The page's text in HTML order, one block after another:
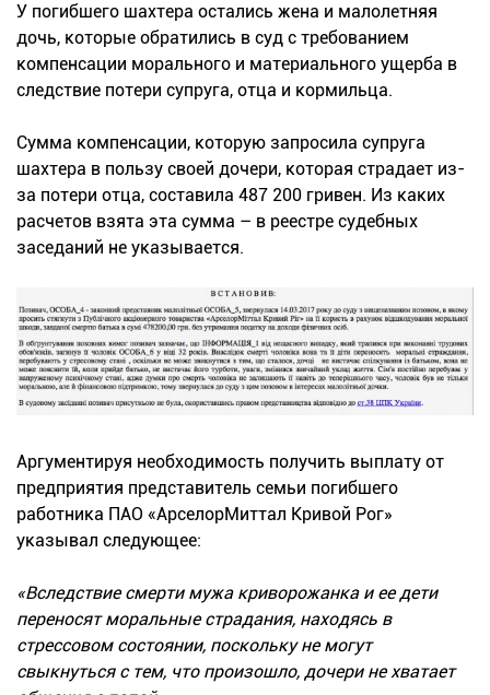
У погибшего шахтера остались жена и малолетняя
дочь, которые обратились в суд с требованием
компенсации морального и материального ущерба в
следствие потери супруга, отца и кормильца.
Сумма компенсации, которую запросила супруга
шахтера в пользу своей дочери, которая страдает из-
за потери отца, составила 487 200 гривен. Из каких
расчетов взята эта сумма – в реестре судебных
заседаний не указывается.
Аргументируя необходимость получить выплату от
предприятия представитель семьи погибшего
работника ПАО «АрселорМиттал Кривой Рог»
указывал следующее:
«Вследствие смерти мужа криворожанка и ее дети
переносят моральные страдания, находясь в
стрессовом состоянии, поскольку не могут
свыкнуться с тем, что произошло, дочери не хватает